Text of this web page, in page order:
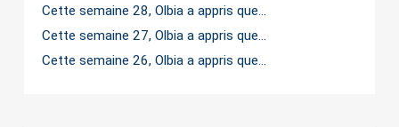
Cette semaine 28, Olbia a appris que…
Cette semaine 27, Olbia a appris que…
Cette semaine 26, Olbia a appris que…